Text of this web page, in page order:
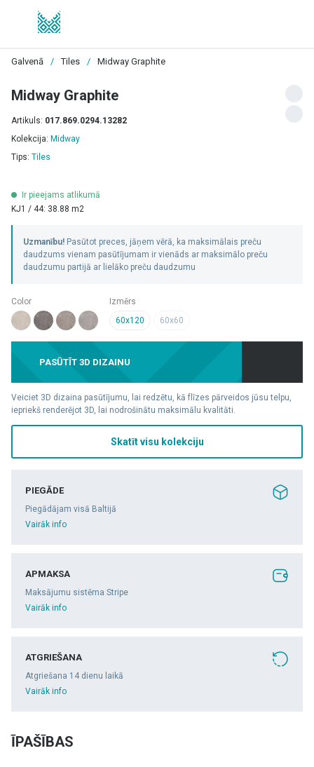
Galvenā / Tiles / Midway Graphite
Midway Graphite
Artikuls: 017.869.0294.13282
Kolekcija: Midway
Tips: Tiles
Ir pieejams atlikumā
KJ1 / 44: 38.88 m2
Uzmanību! Pasūtot preces, jāņem vērā, ka maksimālais preču
daudzums vienam pasūtījumam ir vienāds ar maksimālo preču
daudzumu partijā ar lielāko preču daudzumu
Color
Izmērs
60x120
60x60
PASŪTĪT 3D DIZAINU
Veiciet 3D dizaina pasūtījumu, lai redzētu, kā flīzes pārveidos jūsu telpu,
iepriekš renderējot 3D, lai nodrošinātu maksimālu kvalitāti.
Skatīt visu kolekciju
PIEGĀDE
Piegādājam visā Baltijā
Vairāk info
APMAKSA
Maksājumu sistēma Stripe
Vairāk info
ATGRIEŠANA
Atgriešana 14 dienu laikā
Vairāk info
ĪPAŠĪBAS